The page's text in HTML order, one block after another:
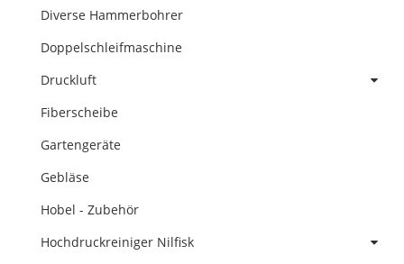
Diverse Hammerbohrer
Doppelschleifmaschine
Druckluft
Fiberscheibe
Gartengeräte
Gebläse
Hobel - Zubehör
Hochdruckreiniger Nilfisk